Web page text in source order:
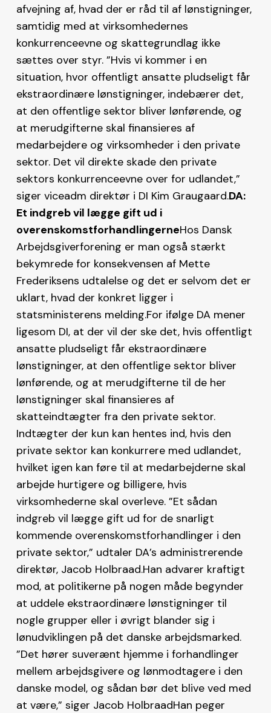
afvejning af, hvad der er råd til af lønstigninger,
samtidig med at virksomhedernes
konkurrenceevne og skattegrundlag ikke
sættes over styr. ”Hvis vi kommer i en
situation, hvor offentligt ansatte pludseligt får
ekstraordinære lønstigninger, indebærer det,
at den offentlige sektor bliver lønførende, og
at merudgifterne skal finansieres af
medarbejdere og virksomheder i den private
sektor. Det vil direkte skade den private
sektors konkurrenceevne over for udlandet,”
siger viceadm direktør i DI Kim Graugaard.DA:
Et indgreb vil lægge gift ud i
overenskomstforhandlingerneHos Dansk
Arbejdsgiverforening er man også stærkt
bekymrede for konsekvensen af Mette
Frederiksens udtalelse og det er selvom det er
uklart, hvad der konkret ligger i
statsministerens melding.For ifølge DA mener
ligesom DI, at der vil der ske det, hvis offentligt
ansatte pludseligt får ekstraordinære
lønstigninger, at den offentlige sektor bliver
lønførende, og at merudgifterne til de her
lønstigninger skal finansieres af
skatteindtægter fra den private sektor.
Indtægter der kun kan hentes ind, hvis den
private sektor kan konkurrere med udlandet,
hvilket igen kan føre til at medarbejderne skal
arbejde hurtigere og billigere, hvis
virksomhederne skal overleve. ”Et sådan
indgreb vil lægge gift ud for de snarligt
kommende overenskomstforhandlinger i den
private sektor,” udtaler DA’s administrerende
direktør, Jacob Holbraad.Han advarer kraftigt
mod, at politikerne på nogen måde begynder
at uddele ekstraordinære lønstigninger til
nogle grupper eller i øvrigt blander sig i
lønudviklingen på det danske arbejdsmarked.
”Det hører suverænt hjemme i forhandlinger
mellem arbejdsgivere og lønmodtagere i den
danske model, og sådan bør det blive ved med
at være,” siger Jacob HolbraadHan peger